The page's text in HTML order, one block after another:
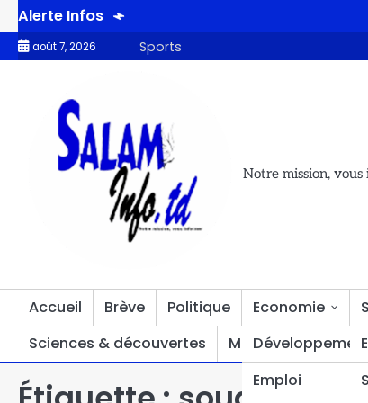
Alerte Infos
soit un taux de couverture de 104,33 % des ménages
août 7, 2026 Sports
Notre mission,
Accueil Brève Politique
Economie
Emploi
Sciences & découvertes
Multimédia